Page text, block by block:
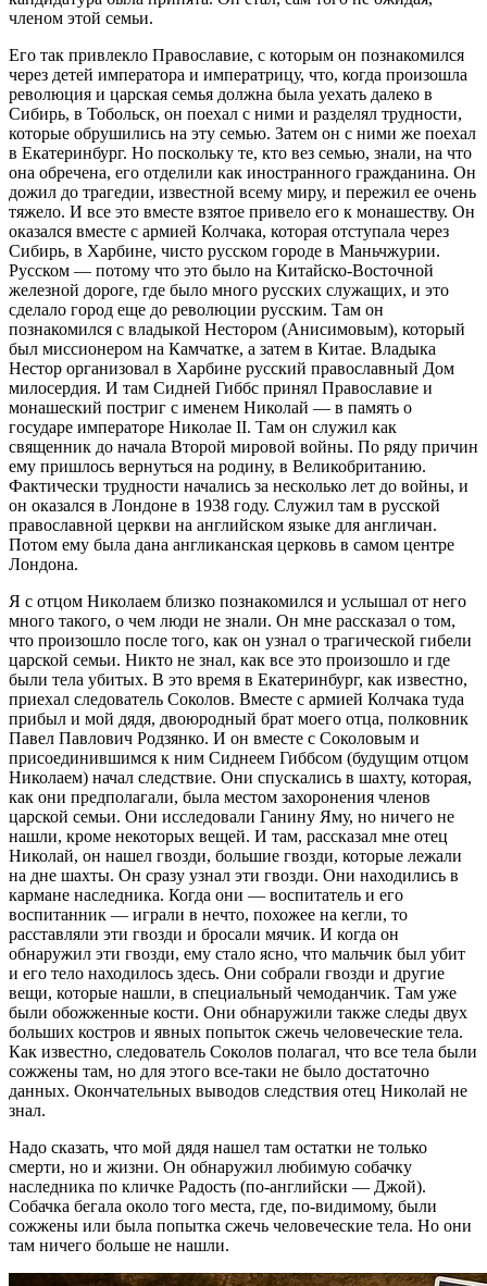
членом этой семьи.
Его так привлекло Православие, с которым он познакомился
через детей императора и императрицу, что, когда произошла
революция и царская семья должна была уехать далеко в
Сибирь, в Тобольск, он поехал с ними и разделял трудности,
которые обрушились на эту семью. Затем он с ними же поехал
в Екатеринбург. Но поскольку те, кто вез семью, знали, на что
она обречена, его отделили как иностранного гражданина. Он
дожил до трагедии, известной всему миру, и пережил ее очень
тяжело. И все это вместе взятое привело его к монашеству. Он
оказался вместе с армией Колчака, которая отступала через
Сибирь, в Харбине, чисто русском городе в Маньчжурии.
Русском — потому что это было на Китайско-Восточной
железной дороге, где было много русских служащих, и это
сделало город еще до революции русским. Там он
познакомился с владыкой Нестором (Анисимовым), который
был миссионером на Камчатке, а затем в Китае. Владыка
Нестор организовал в Харбине русский православный Дом
милосердия. И там Сидней Гиббс принял Православие и
монашеский постриг с именем Николай — в память о
государе императоре Николае II. Там он служил как
священник до начала Второй мировой войны. По ряду причин
ему пришлось вернуться на родину, в Великобританию.
Фактически трудности начались за несколько лет до войны, и
он оказался в Лондоне в 1938 году. Служил там в русской
православной церкви на английском языке для англичан.
Потом ему была дана англиканская церковь в самом центре
Лондона.
Я с отцом Николаем близко познакомился и услышал от него
много такого, о чем люди не знали. Он мне рассказал о том,
что произошло после того, как он узнал о трагической гибели
царской семьи. Никто не знал, как все это произошло и где
были тела убитых. В это время в Екатеринбург, как известно,
приехал следователь Соколов. Вместе с армией Колчака туда
прибыл и мой дядя, двоюродный брат моего отца, полковник
Павел Павлович Родзянко. И он вместе с Соколовым и
присоединившимся к ним Сиднеем Гиббсом (будущим отцом
Николаем) начал следствие. Они спускались в шахту, которая,
как они предполагали, была местом захоронения членов
царской семьи. Они исследовали Ганину Яму, но ничего не
нашли, кроме некоторых вещей. И там, рассказал мне отец
Николай, он нашел гвозди, большие гвозди, которые лежали
на дне шахты. Он сразу узнал эти гвозди. Они находились в
кармане наследника. Когда они — воспитатель и его
воспитанник — играли в нечто, похожее на кегли, то
расставляли эти гвозди и бросали мячик. И когда он
обнаружил эти гвозди, ему стало ясно, что мальчик был убит
и его тело находилось здесь. Они собрали гвозди и другие
вещи, которые нашли, в специальный чемоданчик. Там уже
были обожженные кости. Они обнаружили также следы двух
больших костров и явных попыток сжечь человеческие тела.
Как известно, следователь Соколов полагал, что все тела были
сожжены там, но для этого все-таки не было достаточно
данных. Окончательных выводов следствия отец Николай не
знал.
Надо сказать, что мой дядя нашел там остатки не только
смерти, но и жизни. Он обнаружил любимую собачку
наследника по кличке Радость (по-английски — Джой).
Собачка бегала около того места, где, по-видимому, были
сожжены или была попытка сжечь человеческие тела. Но они
там ничего больше не нашли.